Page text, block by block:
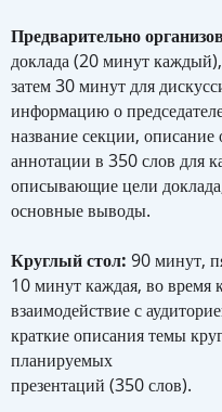
Предварительно
доклада (20 минут
затем 30 минут для
информацию о
название секции,
аннотации в 350 слов для
описывающие цели
основные выводы.
Круглый стол: 90 минут,
10 минут каждая, во время
взаимодействие с
краткие описания темы
планируемых
презентаций (350 слов).